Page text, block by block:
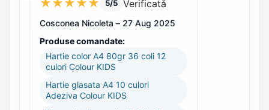
★★★★★ 5/5 Verificată
Cosconea Nicoleta – 27 Aug 2025
Produse comandate:
Hartie color A4 80gr 36 coli 12
culori Colour KIDS
Hartie glasata A4 10 culori
Adeziva Colour KIDS